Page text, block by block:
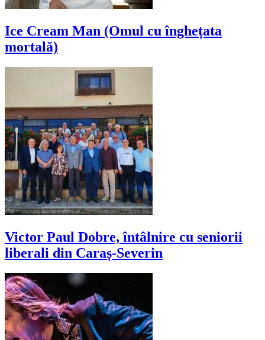
Ice Cream Man (Omul cu înghețata
mortală)
Victor Paul Dobre, întâlnire cu seniorii
liberali din Caraș-Severin